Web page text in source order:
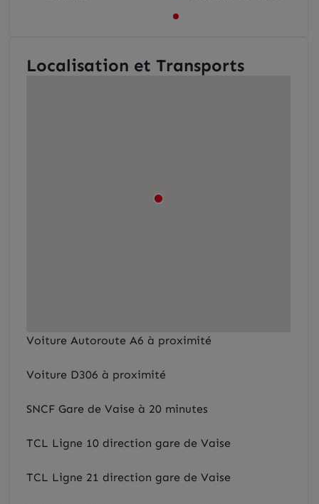
Localisation et Transports
Voiture Autoroute A6 à proximité
Voiture D306 à proximité
SNCF Gare de Vaise à 20 minutes
TCL Ligne 10 direction gare de Vaise
TCL Ligne 21 direction gare de Vaise